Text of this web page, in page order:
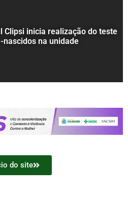
inicia realização do teste
na unidade
do site